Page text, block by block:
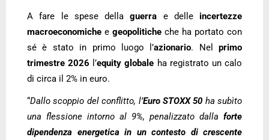
A fare le spese dellaguerra e delle incertezze
macroeconomiche e geopolitiche che ha portato con
sé è stato in primo luogo l’azionario. Nel primo
trimestre 2026 l’equity globale ha registrato un calo
di circa il 2% in euro.
“Dallo scoppio del conflitto, l’Euro STOXX 50 ha subìto
una flessione intorno al 9%, penalizzato dalla forte
dipendenza energetica in un contesto di crescente